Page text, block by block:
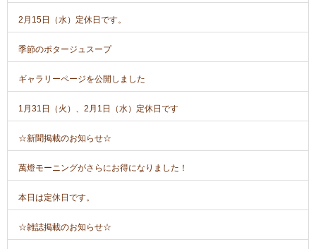
2月15日（水）定休日です。
季節のポタージュスープ
ギャラリーページを公開しました
1月31日（火）、2月1日（水）定休日です
☆新聞掲載のお知らせ☆
萬燈モーニングがさらにお得になりました！
本日は定休日です。
☆雑誌掲載のお知らせ☆